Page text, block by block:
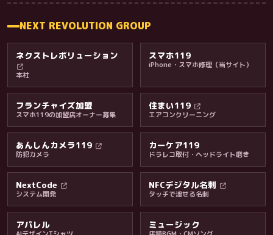
料金・保証・ご案内
NEXT REVOLUTION GROUP
ネクストレボリューション
本社
スマホ119
iPhone・スマホ修理（当サイト）
フランチャイズ加盟
スマホ119の加盟店オーナー募集
住まい119
エアコンクリーニング
あんしんカメラ119
防犯カメラ
カーケア119
ドラレコ取付・ヘッドライト磨き
NextCode
システム開発
NFCデジタル名刺
タッチで渡せる名刺
アパレル ミュージック